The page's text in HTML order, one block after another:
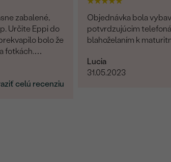
zabalené,
Určite Eppi do
fotkách.
oveľa
celú recenziu
Objednávka bola
potvrdzujúcim
blahoželaním k
Lucia
31.05.2023